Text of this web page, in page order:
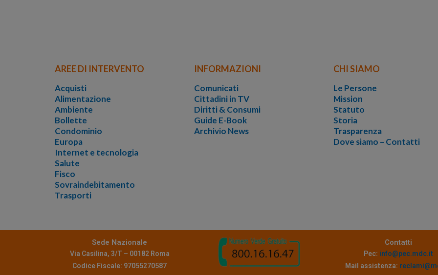
AREE DI INTERVENTO
Acquisti
Alimentazione
Ambiente
Bollette
Condominio
Europa
Internet e tecnologia
Salute
Fisco
Sovraindebitamento
Trasporti
INFORMAZIONI
Comunicati
Cittadini in TV
Diritti & Consumi
Guide E-Book
Archivio News
CHI SIAMO
Le Persone
Mission
Statuto
Storia
Trasparenza
Dove siamo – Contatti
Sede Nazionale
Via Casilina, 3/T – 00182 Roma
Codice Fiscale: 97055270587
Contatti
Pec: info@pec.mdc.it
Mail assistenza: